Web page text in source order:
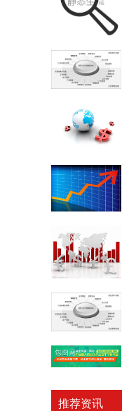
推荐资讯